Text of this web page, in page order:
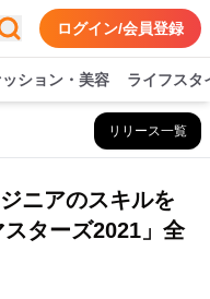
ログイン/会員登録
ション・美容 ライフスタ
リリース一覧
ニアのスキルを
ターズ2021」全